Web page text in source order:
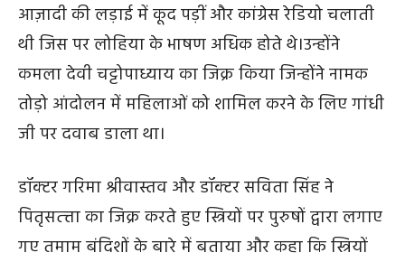
आज़ादी की लड़ाई में कूद पड़ीं और कांग्रेस रेडियो चलाती
थी जिस पर लोहिया के भाषण अधिक होते थे।उन्होंने
कमला देवी चट्टोपाध्याय का जिक्र किया जिन्होंने नामक
तोड़ो आंदोलन में महिलाओं को शामिल करने के लिए गांधी
जी पर दवाब डाला था।
डॉक्टर गरिमा श्रीवास्तव और डॉक्टर सविता सिंह ने
पितृसत्त्ता का जिक्र करते हुए स्त्रियों पर पुरुषों द्वारा लगाए
गए तमाम बंदिशों के बारे में बताया और कहा कि स्त्रियों